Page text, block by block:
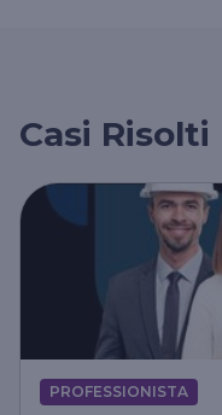
Casi Risolti
PROFESSIONISTA